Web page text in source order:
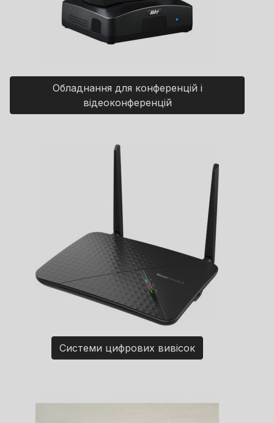
Обладнання для конференцій і
відеоконференцій
Системи цифрових вивісок